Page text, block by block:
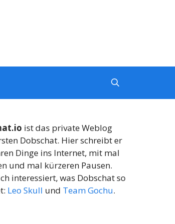
ist das private Weblog
Dobschat. Hier schreibt er
Dinge ins Internet, mit mal
und mal kürzeren Pausen.
interessiert, was Dobschat so
Leo Skull und Team Gochu.